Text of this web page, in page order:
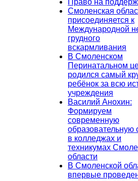
Право на
Смоленская
присоединяется к
Международной
грудного
вскармливания
В Смоленском
Перинатальном
родился самый
ребёнок за всю
учреждения
Василий Анохин:
Формируем
современную
образовательную
в колледжах и
техникумах
области
В Смоленской
впервые